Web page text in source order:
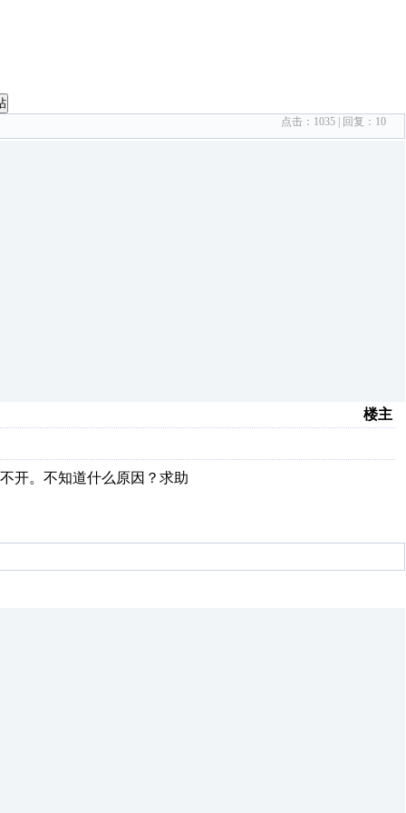
点击： 1035 | 回复： 10
楼主
开。不知道什么原因？求助